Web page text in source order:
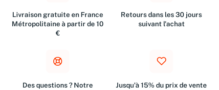
Livraison gratuite en France
Métropolitaine à partir de 10
€
Retours dans les 30 jours
suivant l'achat
Des questions ? Notre
Jusqu'à 15% du prix de vente